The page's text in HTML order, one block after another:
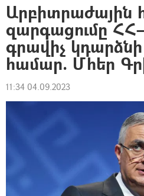
Արբիտրաժային
զարգացումը
գրավիչ
համար. Մհեր
11:34 04.09.2023